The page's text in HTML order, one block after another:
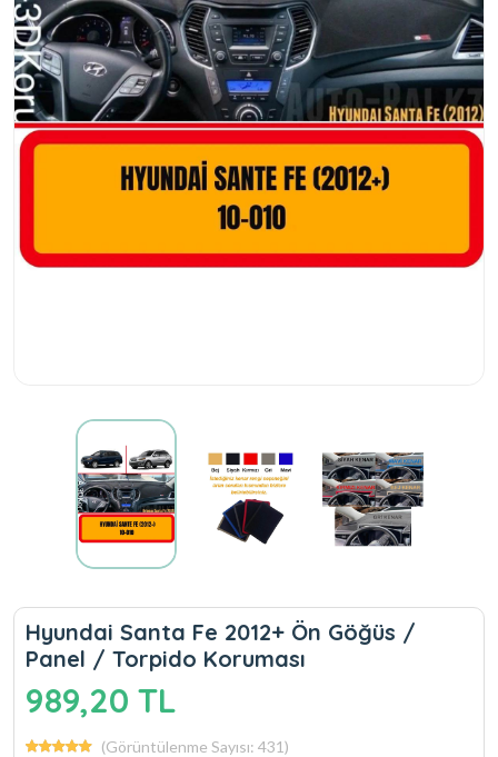
Hyundai Santa Fe 2012+ Ön Göğüs /
Panel / Torpido Koruması
989,20 TL
(Görüntülenme Sayısı: 431)